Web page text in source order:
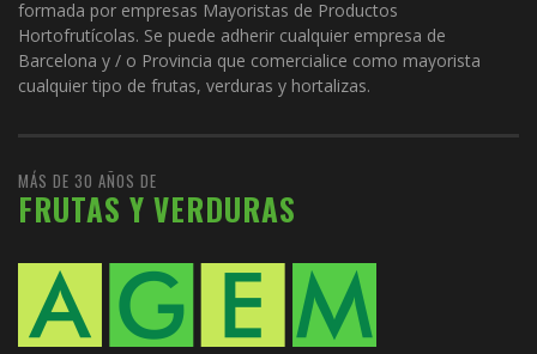
formada por empresas Mayoristas de Productos
Hortofrutícolas. Se puede adherir cualquier empresa de
Barcelona y / o Provincia que comercialice como mayorista
cualquier tipo de frutas, verduras y hortalizas.
MÁS DE 30 AÑOS DE
FRUTAS Y VERDURAS